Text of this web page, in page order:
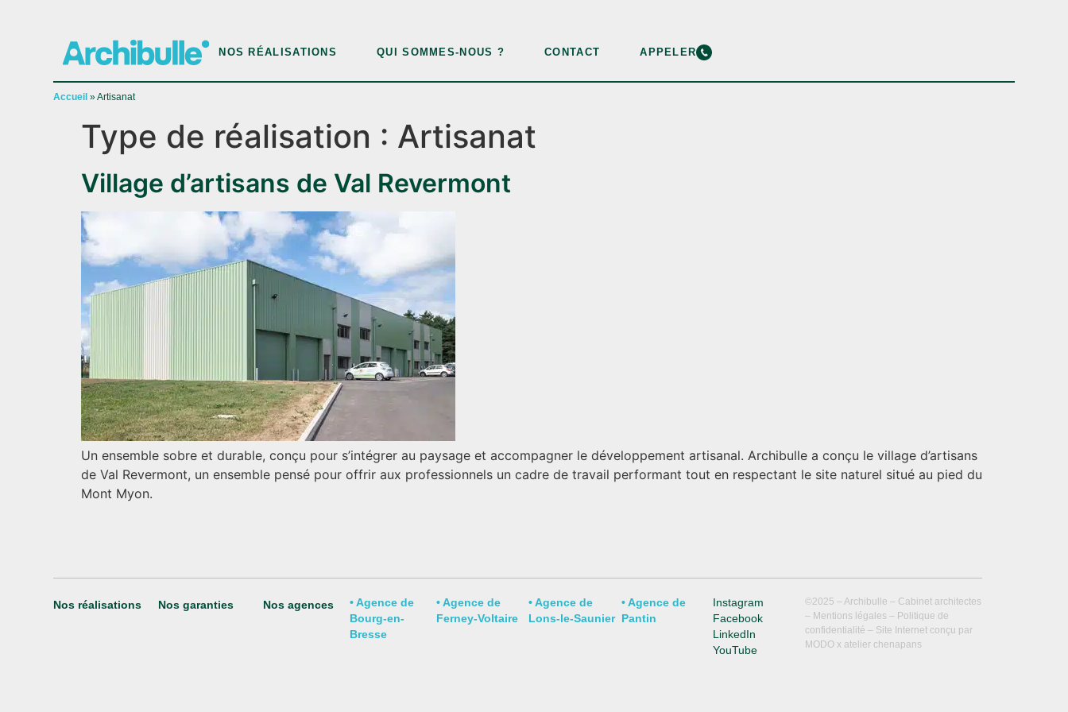
NOS RÉALISATIONS QUI SOMMES-NOUS ? CONTACT APPELER
Accueil »Artisanat
Type de réalisation : Artisanat
Village d’artisans de Val Revermont
Un ensemble sobre et durable, conçu pour s’intégrer au paysage et accompagner le développement artisanal. Archibulle a conçu le village d’artisans
de Val Revermont, un ensemble pensé pour offrir aux professionnels un cadre de travail performant tout en respectant le site naturel situé au pied du
Mont Myon.
Nos réalisations Nos garanties Nos agences
• Agence de
Bourg-en-
Bresse ​
• Agence de
Ferney-Voltaire​
• Agence de
Lons-le-Saunier
• Agence de
Pantin
Instagram
Facebook
LinkedIn
YouTube
©2025 – Archibulle – Cabinet architectes
– Mentions légales – Politique de
confidentialité – Site Internet conçu par
MODO x atelier chenapans